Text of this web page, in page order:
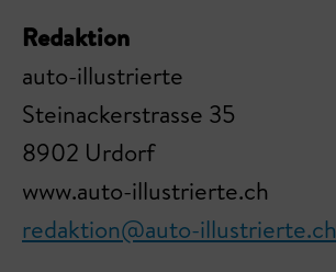
Redaktion
auto-illustrierte
Steinackerstrasse 35
8902 Urdorf
www.auto-illustrierte.ch
redaktion@auto-illustrierte.ch